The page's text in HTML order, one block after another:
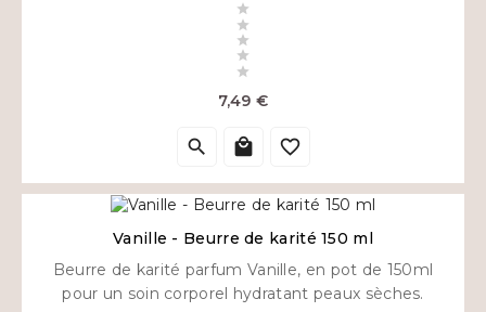





7,49 €Prix
  
Vanille - Beurre de karité 150 ml
Beurre de karité parfum Vanille, en pot de 150ml
pour un soin corporel hydratant peaux sèches.